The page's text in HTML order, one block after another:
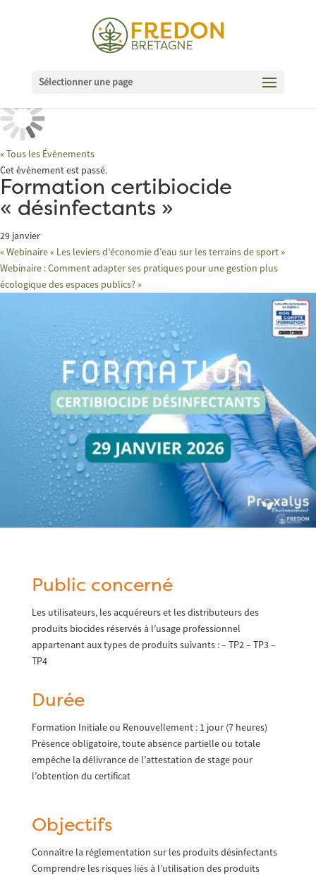
Sélectionner une page
« Tous les Évènements
Cet évènement est passé.
Formation certibiocide
« désinfectants »
29 janvier
« Webinaire « Les leviers d’économie d’eau sur les terrains de sport »
Webinaire : Comment adapter ses pratiques pour une gestion plus
écologique des espaces publics? »
Public concerné
Les utilisateurs, les acquéreurs et les distributeurs des
produits biocides réservés à l’usage professionnel
appartenant aux types de produits suivants : – TP2 – TP3 –
TP4
Durée
Formation Initiale ou Renouvellement : 1 jour (7 heures)
Présence obligatoire, toute absence partielle ou totale
empêche la délivrance de l’attestation de stage pour
l’obtention du certificat
Objectifs
Connaître la réglementation sur les produits désinfectants
Comprendre les risques liés à l’utilisation des produits